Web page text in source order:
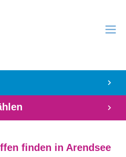
finden in Arendsee